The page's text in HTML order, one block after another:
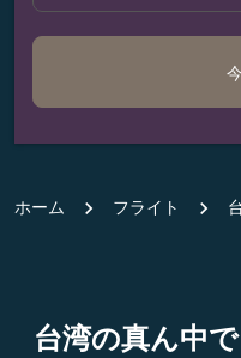
ホーム フライト
台湾の真ん中